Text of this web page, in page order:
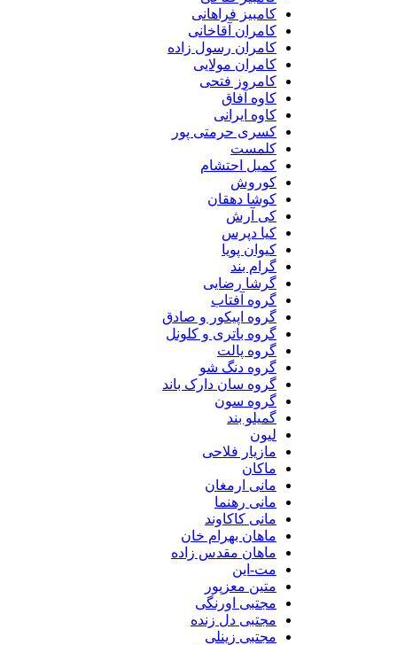
کامبیز فراهانی
کامران آقاخانی
کامران رسول زاده
کامران مولایی
کامروز فتحی
کاوه آفاق
کاوه ایرانی
کسری حرمتی پور
کلمست
کمیل احتشام
کوروش
کوشا دهقان
کی آرش
کیا دپرس
کیوان پویا
گرام بند
گرشا رضایی
گروه آفتاب
گروه اپیکور و صادق
گروه باتری و کلونل
گروه پالت
گروه دنگ شو
گروه سان دارک باند
گروه سون
گمیلو بند
مازیار فلاحی
مانی ارمغان
مانی رهنما
مانی کاکاوند
ماهان بهرام خان
ماهان مقدس زاده
مت-این
متین معزپور
مجتبی اورنگی
مجتبی دل زنده
مجتبی زینلی